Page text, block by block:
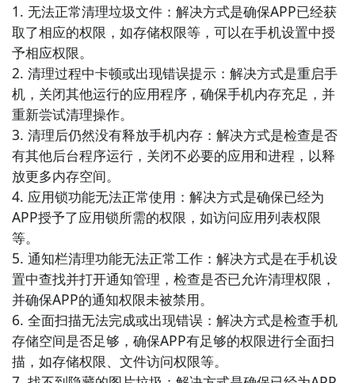
机运行速度。
6. 《系统加速器》 - 这款应用可以优化手机内存、清理
缓存文件、关闭后台运行的应用程序，以提高手机性能
和响应速度。
7. 《快速清理大师》 - 这款应用提供快速清理手机内存
的功能，并具有垃圾文件清理、应用程序管理和电池优
化等功能。
8. 《智能优化大师》 - 这款应用具有智能优化功能，可
以根据您的手机使用情况自动清理垃圾文件、优化内存
和电池。
9. 《极限清理大师》 - 这款应用提供极限清理功能，可
以彻底清理手机内存、垃圾文件和无用的应用程序，以
获得更好的手机性能。
1. 无法正常清理垃圾文件：解决方式是确保APP已经获
取了相应的权限，如存储权限等，可以在手机设置中授
予相应权限。
2. 清理过程中卡顿或出现错误提示：解决方式是重启手
机，关闭其他运行的应用程序，确保手机内存充足，并
重新尝试清理操作。
3. 清理后仍然没有释放手机内存：解决方式是检查是否
有其他后台程序运行，关闭不必要的应用和进程，以释
放更多内存空间。
4. 应用锁功能无法正常使用：解决方式是确保已经为
APP授予了应用锁所需的权限，如访问应用列表权限
等。
5. 通知栏清理功能无法正常工作：解决方式是在手机设
置中查找并打开通知管理，检查是否已允许清理权限，
并确保APP的通知权限未被禁用。
6. 全面扫描无法完成或出现错误：解决方式是检查手机
存储空间是否足够，确保APP有足够的权限进行全面扫
描，如存储权限、文件访问权限等。